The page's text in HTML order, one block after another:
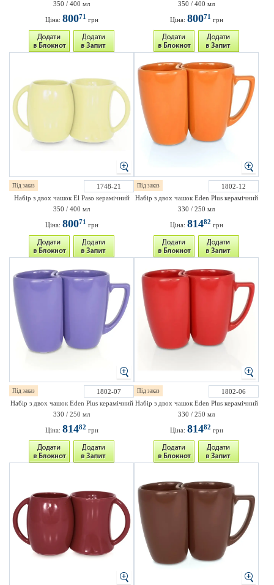
350 / 400 мл
Ціна: 80071 грн
350 / 400 мл
Ціна: 80071 грн
Під заказ
1748-21
Набір з двох чашок El Paso керамічний
350 / 400 мл
Ціна: 80071 грн
Під заказ
1802-12
Набір з двох чашок Eden Plus керамічний
330 / 250 мл
Ціна: 81482 грн
Під заказ
1802-07
Набір з двох чашок Eden Plus керамічний
330 / 250 мл
Ціна: 81482 грн
Під заказ
1802-06
Набір з двох чашок Eden Plus керамічний
330 / 250 мл
Ціна: 81482 грн